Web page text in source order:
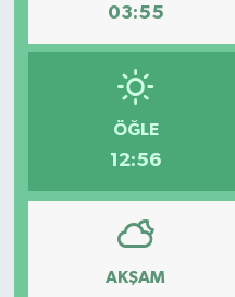
03:55
ÖĞLE
12:56
AKŞAM
Magazin
Politika
Resmî ilanlar